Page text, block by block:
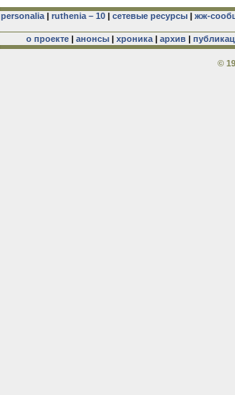
personalia| ruthenia – 10| сетевые ресурсы| жж-
о проекте| анонсы| хроника| архив|
©